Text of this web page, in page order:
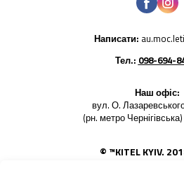
Написати:
Тел.: 098-694-
Наш офіс:
вул. О.
(рн. метро
© ™KITEL KYIV.